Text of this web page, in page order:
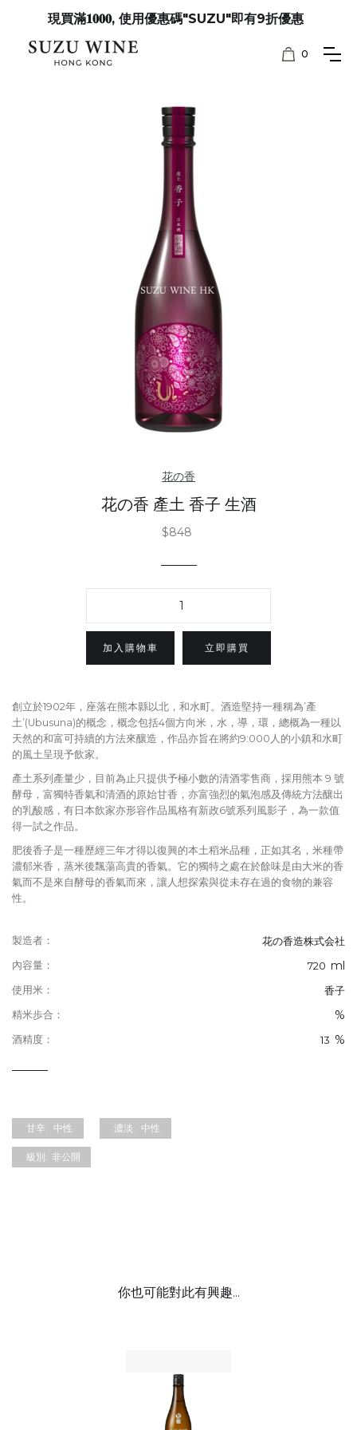
現買滿𝟏𝟎𝟎𝟎, 使用優惠碼"SUZU"即有9折優惠
0
花の香
花の香 產土 香子 生酒
$848
立即購買
創立於1902年，座落在熊本縣以北，和水町。酒造堅持一種稱為’產
土’(Ubusuna)的概念，概念包括4個方向米，水，導，環，總概為一種以
天然的和富可持續的方法來釀造，作品亦旨在將約9:000人的小鎮和水町
的風土呈現予飲家。
產土系列產量少，目前為止只提供予極小數的清酒零售商，採用熊本 9 號
酵母，富獨特香氣和清酒的原始甘香，亦富強烈的氣泡感及傳統方法釀出
的乳酸感，有日本飲家亦形容作品風格有新政6號系列風影子，為一款值
得一試之作品。
肥後香子是一種歷經三年才得以復興的本土稻米品種，正如其名，米種帶
濃郁米香，蒸米後飄蕩高貴的香氣。它的獨特之處在於餘味是由大米的香
氣而不是來自酵母的香氣而來，讓人想探索與從未存在過的食物的兼容
性。
製造者： 花の香造株式会社
內容量： 720 ml
使用米： 香子
精米歩合： %
酒精度： 13 %
甘辛: 中性 濃淡: 中性
級別: 非公開
你也可能對此有興趣...